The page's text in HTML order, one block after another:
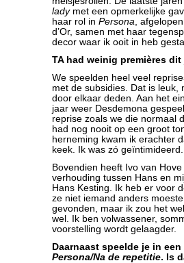
ladymet een opmerkelijke
haar rol in Persona,
d’Or, samen met haar
decor waar ik ooit in heb
TA had weinig premières dit
We speelden heel veel
met de subsidies. Dat is
door elkaar deden. Aan het
jaar weer Desdemona
reprise zoals we die normaal
had nog nooit op een groot
herneming kwam ik erachter
keek. Ik was zó geïntimideerd.
Bovendien heeft Ivo van
verhouding tussen Hans en
Hans Kesting. Ik heb er voor
ze niet iemand anders
gevonden, maar ik zou het
wel. Ik ben volwassener,
voorstelling wordt gelaagder.
Daarnaast speelde je in
Persona/Na de repetitie. Is